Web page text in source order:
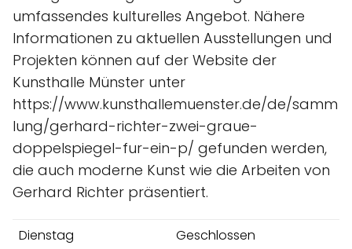
umfassendes kulturelles Angebot. Nähere
Informationen zu aktuellen Ausstellungen und
Projekten können auf der Website der
Kunsthalle Münster unter
https://www.kunsthallemuenster.de/de/samm
lung/gerhard-richter-zwei-graue-
doppelspiegel-fur-ein-p/ gefunden werden,
die auch moderne Kunst wie die Arbeiten von
Gerhard Richter präsentiert.
Dienstag
Geschlossen